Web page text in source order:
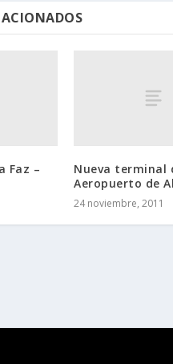
Faz –
Nueva terminal
Aeropuerto de
24 noviembre, 2011